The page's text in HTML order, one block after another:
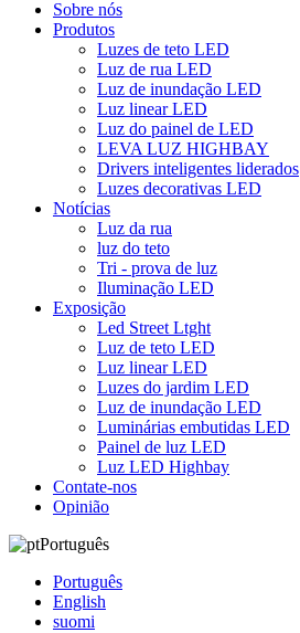
Sobre nós
Produtos
Luzes de teto LED
Luz de rua LED
Luz de inundação LED
Luz linear LED
Luz do painel de LED
LEVA LUZ HIGHBAY
Drivers inteligentes liderados
Luzes decorativas LED
Notícias
Luz da rua
luz do teto
Tri - prova de luz
Iluminação LED
Exposição
Led Street Ltght
Luz de teto LED
Luz linear LED
Luzes do jardim LED
Luz de inundação LED
Luminárias embutidas LED
Painel de luz LED
Luz LED Highbay
Contate-nos
Opinião
Português
Português
English
suomi